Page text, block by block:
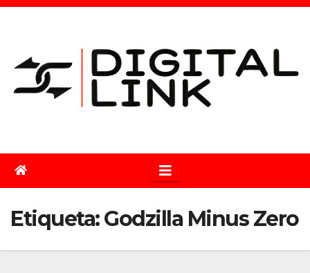
Saltar
Etiqueta:Godzilla Minus Zero